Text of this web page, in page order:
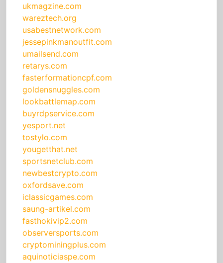
ukmagzine.com
wareztech.org
usabestnetwork.com
jessepinkmanoutfit.com
umailsend.com
retarys.com
fasterformationcpf.com
goldensnuggles.com
lookbattlemap.com
buyrdpservice.com
yesport.net
tostylo.com
yougetthat.net
sportsnetclub.com
newbestcrypto.com
oxfordsave.com
iclassicgames.com
saung-artikel.com
fasthokivip2.com
observersports.com
cryptominingplus.com
aquinoticiaspe.com